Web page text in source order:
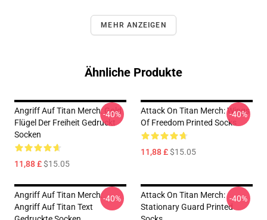
MEHR ANZEIGEN
Ähnliche Produkte
Angriff Auf Titan Merch: Gold
Flügel Der Freiheit Gedruckt
Socken
11,88 £$15.05
-40%
Attack On Titan Merch: Wings
Of Freedom Printed Socks
11,88 £$15.05
-40%
Angriff Auf Titan Merch:
Angriff Auf Titan Text
-40%
Attack On Titan Merch:
Stationary Guard Printed
-40%